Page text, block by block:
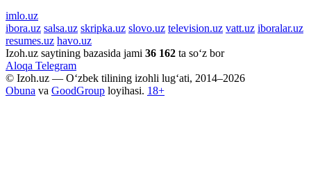
imlo.uz
ibora.uz salsa.uz skripka.uz slovo.uz television.uz vatt.uz iboralar.uz
resumes.uz havo.uz
Izoh.uz saytining bazasida jami 36 162 ta so‘z bor
Aloqa Telegram
© Izoh.uz — O‘zbek tilining izohli lug‘ati, 2014–2026
Obuna va GoodGroup loyihasi. 18+